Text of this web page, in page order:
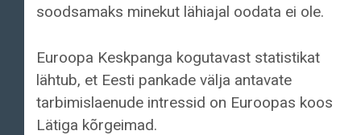
soodsamaks minekut lähiajal oodata ei ole.
Euroopa Keskpanga kogutavast statistikat
lähtub, et Eesti pankade välja antavate
tarbimislaenude intressid on Euroopas koos
Lätiga kõrgeimad.